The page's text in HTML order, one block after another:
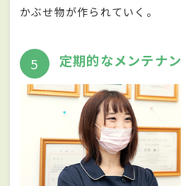
かぶせ物が作られていく。
5 定期的なメンテナ